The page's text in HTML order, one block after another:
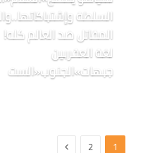
السلطة
المقاتل ضد العالم كله!
لغة العقربين
جبهات»الجنوب«الست
1
2 التالي